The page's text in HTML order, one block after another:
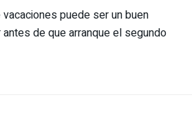
puede ser un buen
de que arranque el segundo